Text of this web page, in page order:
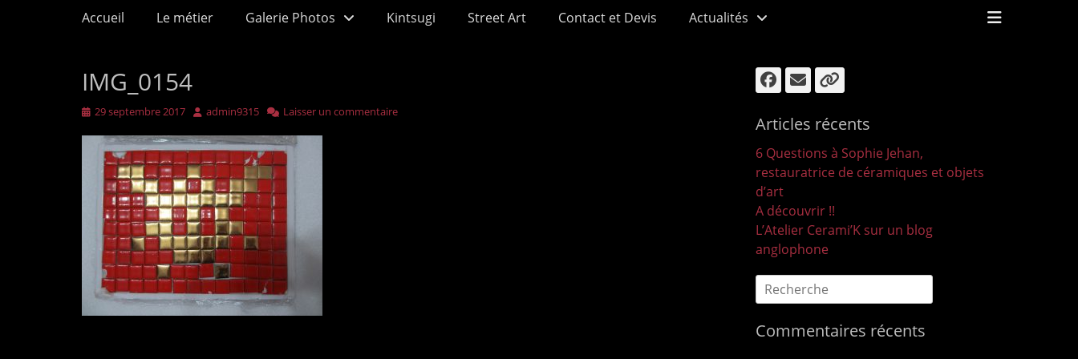
Menu principal
AllerAccueil Le métier Galerie Photos Kintsugi Street Art Contact et Devis Actualités
Ouvrir/
IMG_0154
Publié29 septembre 2017 Auteur
admin9315 Laisser un commentaire
Facebook
E-
mail
Articles récents
6 Questions à Sophie Jehan,
restauratrice de céramiques et objets
d’art
A découvrir !!
L’Atelier Cerami’K sur un blog
anglophone
Recherche
pour :
Commentaires récents